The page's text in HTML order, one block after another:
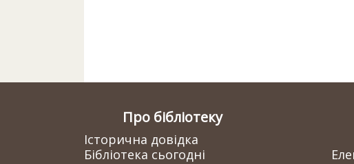
Про бібліотеку
Історична довідка
Бібліотека сьогодні